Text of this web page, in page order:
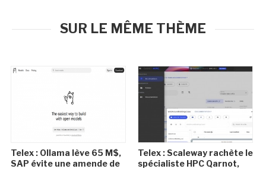
SUR LE MÊME THÈME
Telex : Ollama lève 65 M$,
SAP évite une amende de
Telex : Scaleway rachète le
spécialiste HPC Qarnot,